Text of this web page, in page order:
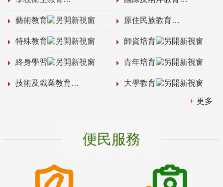
藝術教育 原住民族教育
特殊教育 師資培育
終身學習 青年培育
技術及職業教育 大學教育
更多
便民服務